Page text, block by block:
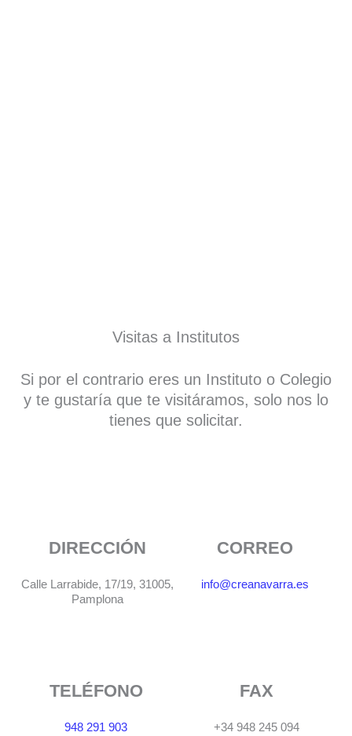
Visitas a Institutos
Si por el contrario eres un Instituto o Colegio
y te gustaría que te visitáramos, solo nos lo
tienes que solicitar.
DIRECCIÓN
Calle Larrabide, 17/19, 31005,
Pamplona
CORREO
info@creanavarra.es
TELÉFONO
948 291 903
FAX
+34 948 245 094